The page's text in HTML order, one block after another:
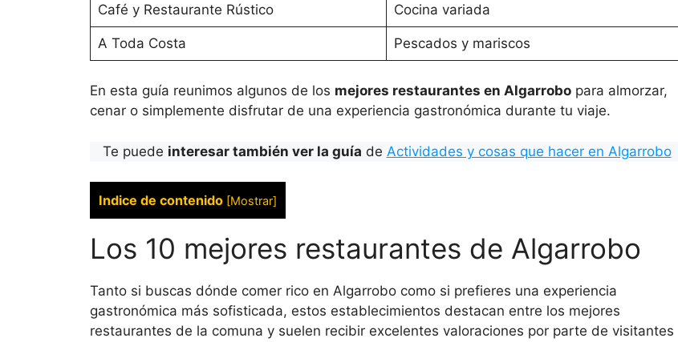
Café y Restaurante Rústico Cocina variada
A Toda Costa Pescados y mariscos
En esta guía reunimos algunos de los mejores restaurantes en Algarrobo para almorzar,
cenar o simplemente disfrutar de una experiencia gastronómica durante tu viaje.
Te puede interesar también ver la guía de Actividades y cosas que hacer en Algarrobo
Indice de contenido [Mostrar]
Los 10 mejores restaurantes de Algarrobo
Tanto si buscas dónde comer rico en Algarrobo como si prefieres una experiencia
gastronómica más sofisticada, estos establecimientos destacan entre los mejores
restaurantes de la comuna y suelen recibir excelentes valoraciones por parte de visitantes